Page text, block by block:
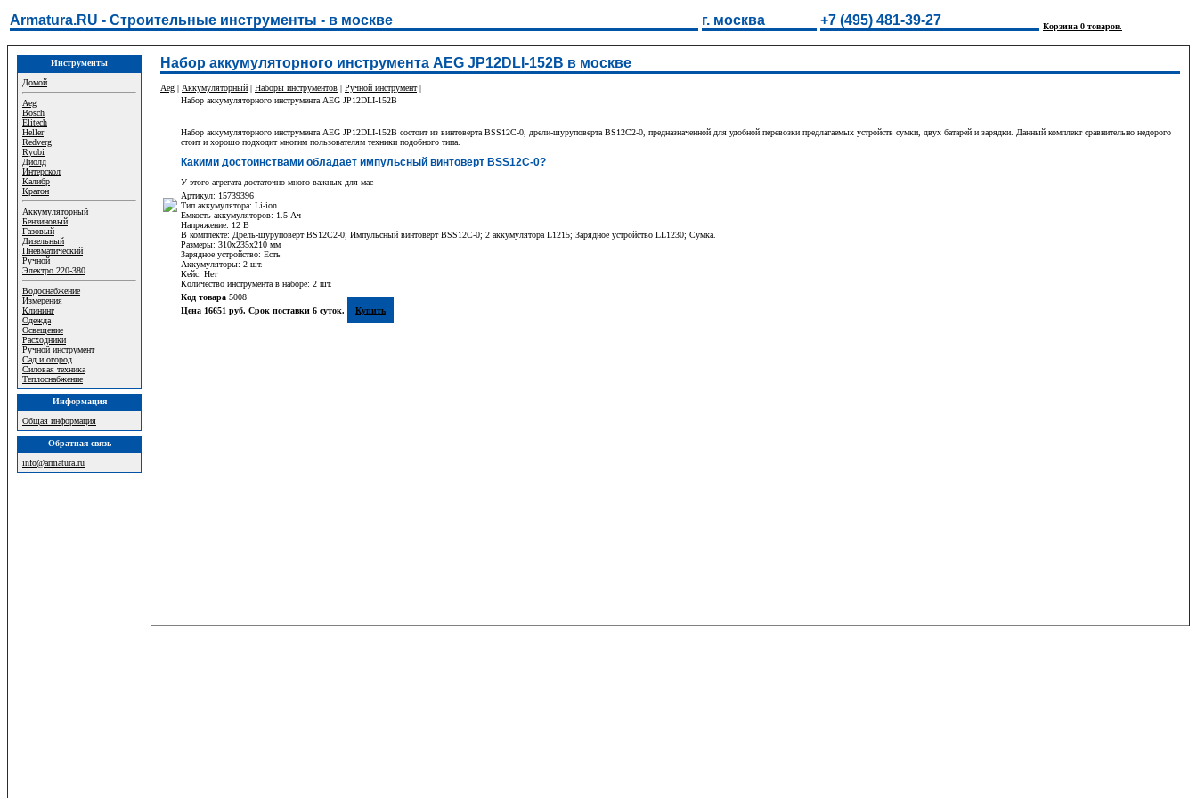
Armatura.RU - Строительные инструменты - в москве г. москва +7 (495) 481-39-27 Корзина 0 товаров.
Инструменты
Домой
Aeg
Bosch
Elitech
Heller
Redverg
Ryobi
Диолд
Интерскол
Калибр
Кратон
Аккумуляторный
Бензиновый
Газовый
Дизельный
Пневматический
Ручной
Электро 220-380
Водоснабжение
Измерения
Клининг
Одежда
Освещение
Расходники
Ручной инструмент
Сад и огород
Силовая техника
Теплоснабжение
Информация
Общая информация
Обратная связь
info@armatura.ru
Набор аккумуляторного инструмента AEG JP12DLI-152B в москве
Aeg | Аккумуляторный | Наборы инструментов | Ручной инструмент|
Набор аккумуляторного инструмента AEG JP12DLI-152B
Набор аккумуляторного инструмента AEG JP12DLI-152B состоит из винтоверта BSS12C-0, дрели-шуруповерта BS12C2-0, предназначенной для удобной перевозки предлагаемых устройств сумки, двух батарей и зарядки. Данный комплект сравнительно недорого
стоит и хорошо подходит многим пользователям техники подобного типа.
Какими достоинствами обладает импульсный винтоверт BSS12C-0?
У этого агрегата достаточно много важных для мас
Артикул: 15739396
Тип аккумулятора: Li-ion
Емкость аккумуляторов: 1.5 Ач
Напряжение: 12 В
В комплекте: Дрель-шуруповерт BS12C2-0; Импульсный винтоверт BSS12C-0; 2 аккумулятора L1215; Зарядное устройство LL1230; Сумка.
Размеры: 310х235х210 мм
Зарядное устройство: Есть
Аккумуляторы: 2 шт.
Кейс: Нет
Количество инструмента в наборе: 2 шт.
Код товара 5008
Цена 16651 руб. Срок поставки 6 суток.
Купить